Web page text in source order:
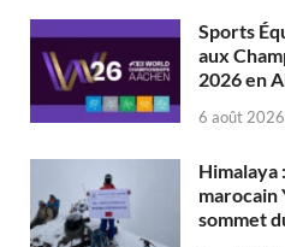
Sports
aux
2026 en
6 août 2026
Himalaya
marocain
sommet